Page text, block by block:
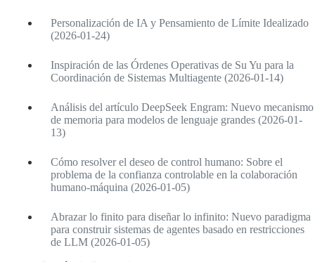
Personalización de IA y Pensamiento de Límite Idealizado
(2026-01-24)
Inspiración de las Órdenes Operativas de Su Yu para la
Coordinación de Sistemas Multiagente (2026-01-14)
Análisis del artículo DeepSeek Engram: Nuevo mecanismo
de memoria para modelos de lenguaje grandes (2026-01-
13)
Cómo resolver el deseo de control humano: Sobre el
problema de la confianza controlable en la colaboración
humano-máquina (2026-01-05)
Abrazar lo finito para diseñar lo infinito: Nuevo paradigma
para construir sistemas de agentes basado en restricciones
de LLM (2026-01-05)